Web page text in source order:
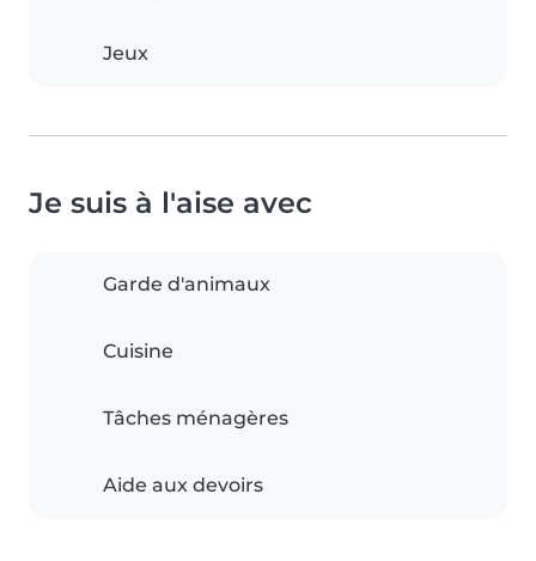
Jeux
Je suis à l'aise avec
Garde d'animaux
Cuisine
Tâches ménagères
Aide aux devoirs